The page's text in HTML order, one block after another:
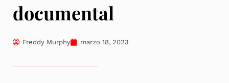
documental
Freddy Murphy marzo 18, 2023